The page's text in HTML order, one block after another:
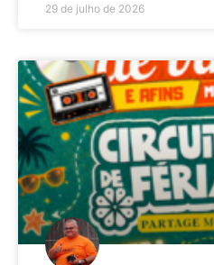
29 de julho de 2026